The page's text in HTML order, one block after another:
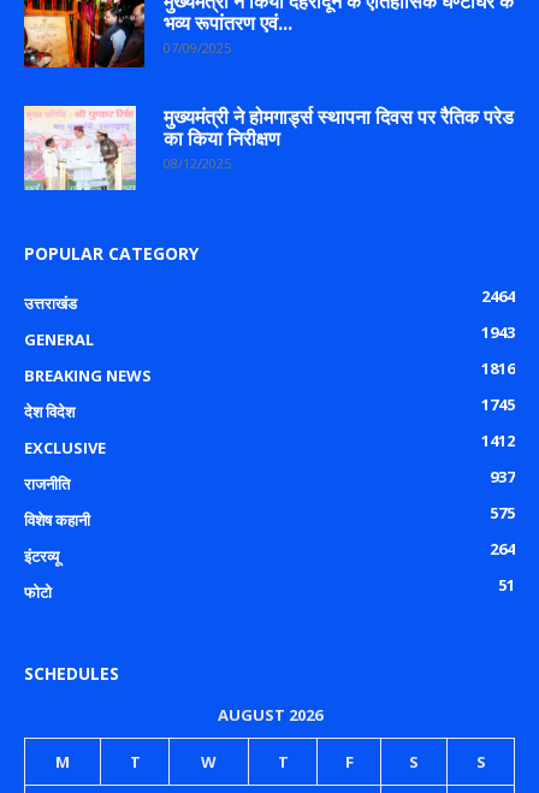
भव्य रूपांतरण एवं...
07/09/2025
मुख्यमंत्री ने होमगार्ड्स स्थापना दिवस पर रैतिक परेड
का किया निरीक्षण
08/12/2025
POPULAR CATEGORY
उत्तराखंड
2464
GENERAL
1943
BREAKING NEWS
1816
देश विदेश
1745
EXCLUSIVE
1412
राजनीति
937
विशेष कहानी
575
इंटरव्यू
264
फोटो
51
SCHEDULES
AUGUST 2026
M T W T F S S